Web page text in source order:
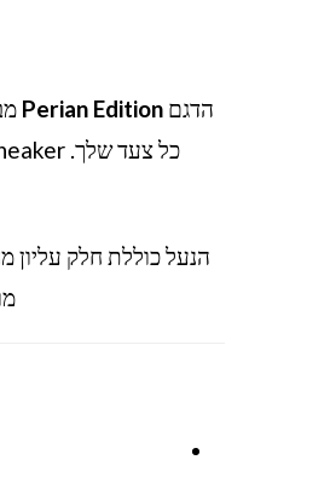
הדגםPerian Edition
הנעל כוללת חלק עליון